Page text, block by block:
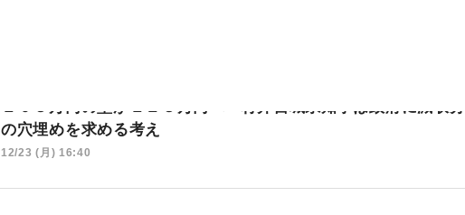
１０３万円の壁が１２３万円へ 村井宮城県知事は政府に減収分
の穴埋めを求める考え
12/23 (月) 16:40